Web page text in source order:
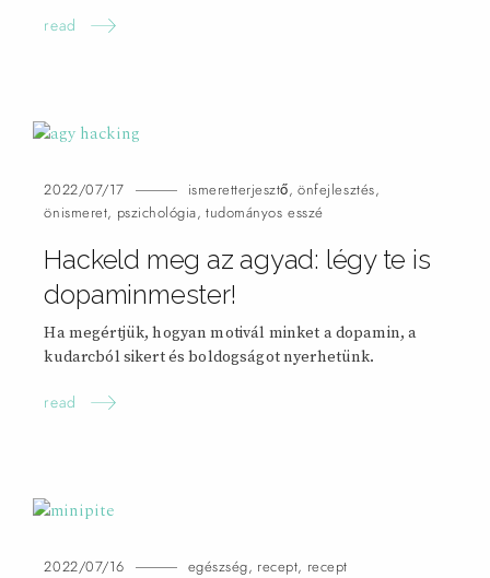
read
2022/07/17 ismeretterjesztő,önfejlesztés,
önismeret, pszichológia,tudományos esszé
Hackeld meg az agyad: légy te is
dopaminmester!
Ha megértjük, hogyan motivál minket a dopamin, a
kudarcból sikert és boldogságot nyerhetünk.
read
2022/07/16 egészség, recept, recept